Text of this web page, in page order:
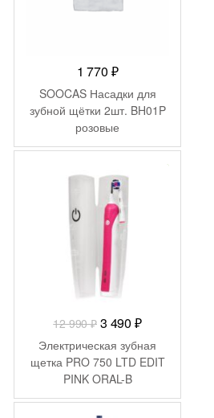
1 770 ₽
SOOCAS Насадки для
зубной щётки 2шт. BH01P
розовые
12 990₽ Первоначальная
цена
составляла
12
990 ₽.
3 490 ₽Текущая
цена:
3
Электрическая зубная
щетка PRO 750 LTD EDIT
PINK ORAL-B